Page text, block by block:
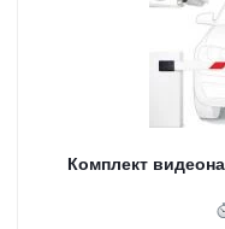
Комплект